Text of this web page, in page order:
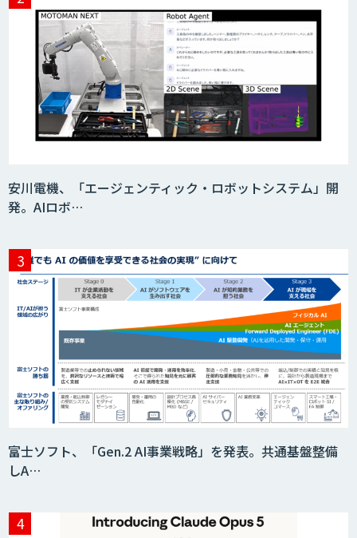
安川電機、「エージェンティック・ロボットシステム」開
発。AIロボ…
富士ソフト、「Gen.2 AI事業戦略」を発表。共通基盤整備
しA…